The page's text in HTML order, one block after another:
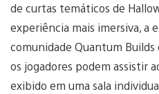
de curtas temáticos de
experiência mais imersiva, a
comunidade Quantum
os jogadores podem assistir
exibido em uma sala